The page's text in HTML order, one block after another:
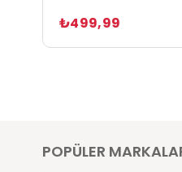
₺499,99
POPÜLER